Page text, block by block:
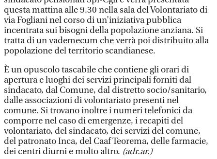
questa mattina alle 9.30 nella sala del Volontariato di
via Fogliani nel corso di un’iniziativa pubblica
incentrata sui bisogni della popolazione anziana. Si
tratta di un vademecum che verrà poi distribuito alla
popolazione del territorio scandianese.
È un opuscolo tascabile che contiene gli orari di
apertura e luoghi dei servizi principali forniti dal
sindacato, dal Comune, dal distretto socio/sanitario,
dalle associazioni di volontariato presenti nel
comune. Si trovano inoltre i numeri telefonici da
comporre nel caso di emergenze, i recapiti del
volontariato, del sindacato, dei servizi del comune,
del patronato Inca, del Caaf Teorema, delle farmacie,
dei centri diurni e molto altro. (adr.ar.)